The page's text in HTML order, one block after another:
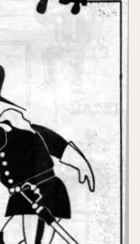
RCP
1er RCP
façon
moniteur
d'antan
para
Michel
du para
ROUGES